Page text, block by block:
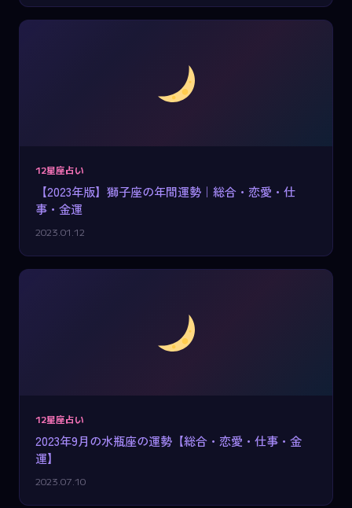
12星座占い
【2023年版】獅子座の年間運勢｜総合・恋愛・仕
事・金運
2023.01.12
12星座占い
2023年9月の水瓶座の運勢【総合・恋愛・仕事・金
運】
2023.07.10